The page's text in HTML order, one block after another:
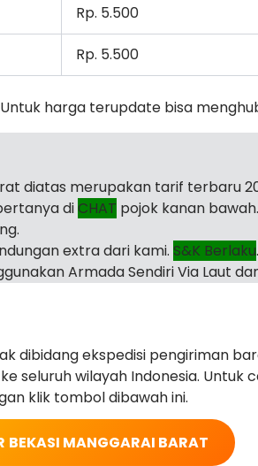
Rp. 5.500
Rp. 5.500
harga terupdate bisa
diatas merupakan tarif terbaru
diCHAT pojok kanan bawah.
extra dari kami. S&K Berlaku.
Armada Sendiri Via Laut
dibidang ekspedisi pengiriman
seluruh wilayah Indonesia. Untuk
klik tombol dibawah ini.
BEKASI MANGGARAI BARAT